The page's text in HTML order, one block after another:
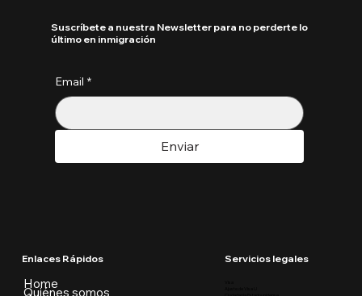
Email *
Enviar
Suscríbete a nuestra Newsletter para no perderte lo
último en inmigración
Enlaces Rápidos
Home
Quiénes somos
Servicios legales